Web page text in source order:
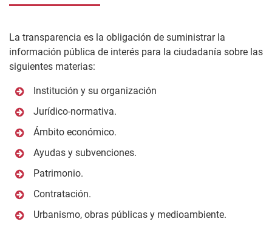
La transparencia es la obligación de suministrar la
información pública de interés para la ciudadanía sobre las
siguientes materias:
Institución y su organización
Jurídico-normativa.
Ámbito económico.
Ayudas y subvenciones.
Patrimonio.
Contratación.
Urbanismo, obras públicas y medioambiente.